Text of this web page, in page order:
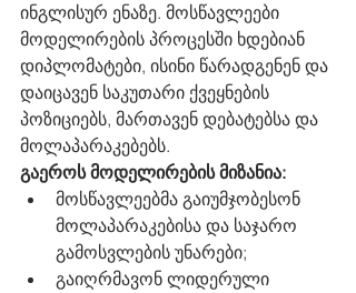
ინგლისურ ენაზე. მოსწავლეები
მოდელირების პროცესში ხდებიან
დიპლომატები, ისინი წარადგენენ და
დაიცავენ საკუთარი ქვეყნების
პოზიციებს, მართავენ დებატებსა და
მოლაპარაკებებს.
გაეროს მოდელირების მიზანია:
მოსწავლეებმა გაიუმჯობესონ
მოლაპარაკებისა და საჯარო
გამოსვლების უნარები;
გაიღრმავონ ლიდერული